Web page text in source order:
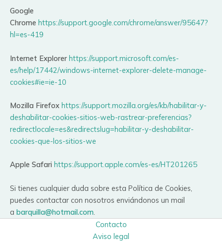
Google
Chrome https://support.google.com/chrome/answer/95647?
hl=es-419
Internet Explorer https://support.microsoft.com/es-
es/help/17442/windows-internet-explorer-delete-manage-
cookies#ie=ie-10
Mozilla Firefox https://support.mozilla.org/es/kb/habilitar-y-
deshabilitar-cookies-sitios-web-rastrear-preferencias?
redirectlocale=es&redirectslug=habilitar-y-deshabilitar-
cookies-que-los-sitios-we
Apple Safari https://support.apple.com/es-es/HT201265
Si tienes cualquier duda sobre esta Política de Cookies,
puedes contactar con nosotros enviándonos un mail
a barquilla@hotmail.com
Contacto
Aviso legal